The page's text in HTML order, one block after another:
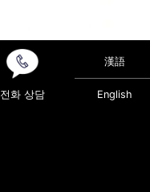
전화 상담
漢語
English